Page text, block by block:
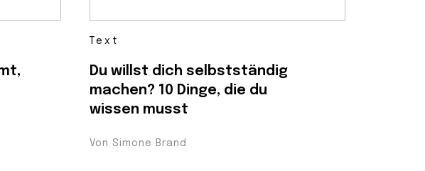
Text
Du willst dich selbstständig
machen? 10 Dinge, die du
wissen musst
Von Simone Brand